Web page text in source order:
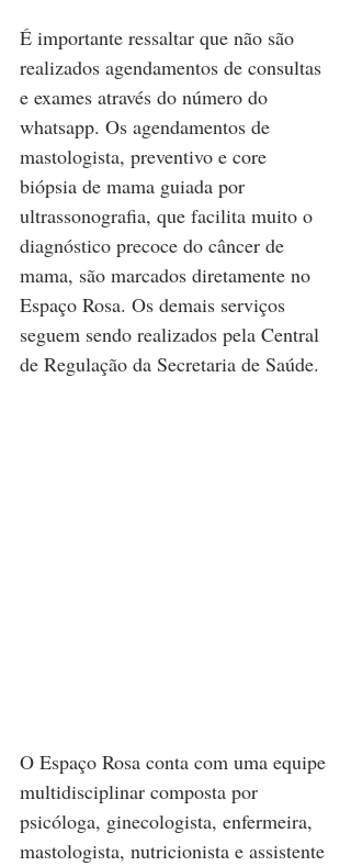
É importante ressaltar que não são
realizados agendamentos de consultas
e exames através do número do
whatsapp. Os agendamentos de
mastologista, preventivo e core
biópsia de mama guiada por
ultrassonografia, que facilita muito o
diagnóstico precoce do câncer de
mama, são marcados diretamente no
Espaço Rosa. Os demais serviços
seguem sendo realizados pela Central
de Regulação da Secretaria de Saúde.
O Espaço Rosa conta com uma equipe
multidisciplinar composta por
psicóloga, ginecologista, enfermeira,
mastologista, nutricionista e assistente